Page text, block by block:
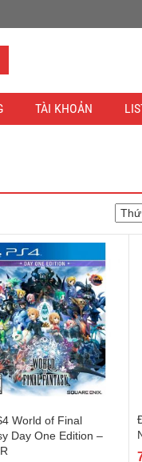
TÀI KHOẢN
World of Final
Day One Edition –